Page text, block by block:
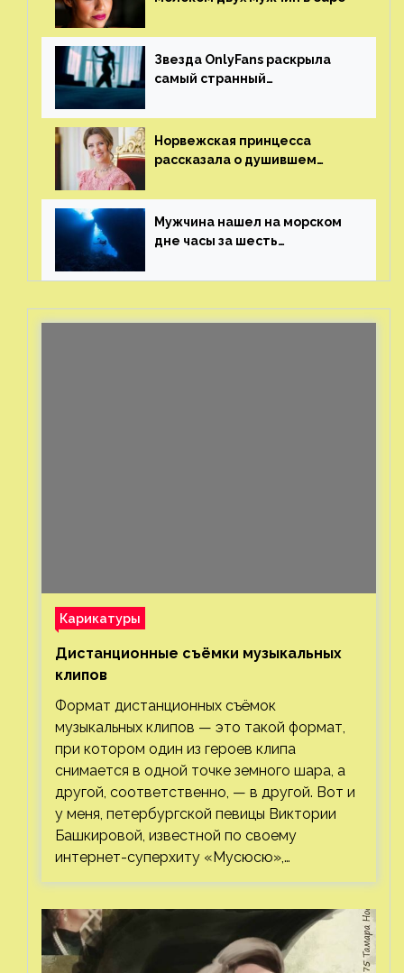
Звезда OnlyFans раскрыла
самый странный
от фаната
Норвежская принцесса
рассказала о душившем
генерала
Мужчина нашел на морском
дне часы за шесть
с помощью пластиковых
Карикатуры
Дистанционные съёмки музыкальных
клипов⁠⁠
Формат дистанционных съёмок
музыкальных клипов — это такой формат,
при котором один из героев клипа
снимается в одной точке земного шара, а
другой, соответственно, — в другой. Вот и
у меня, петербургской певицы Виктории
Башкировой, известной по своему
интернет-суперхиту «Мусюсю»,…